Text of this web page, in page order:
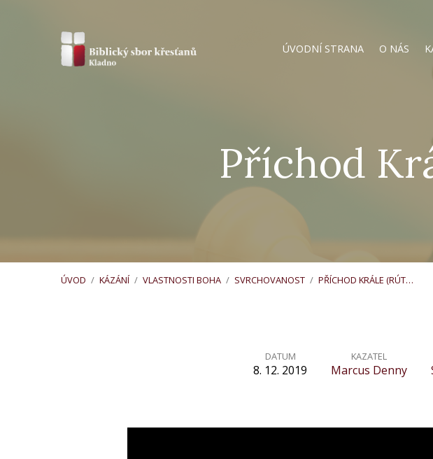
ÚVODNÍ STRANA O NÁS
Příchod
ÚVOD / KÁZÁNÍ / VLASTNOSTI BOHA / SVRCHOVANOST / PŘÍCHOD KRÁLE (RÚT…
Krále
DATUM
8. 12. 2019
KAZATEL
Marcus Denny